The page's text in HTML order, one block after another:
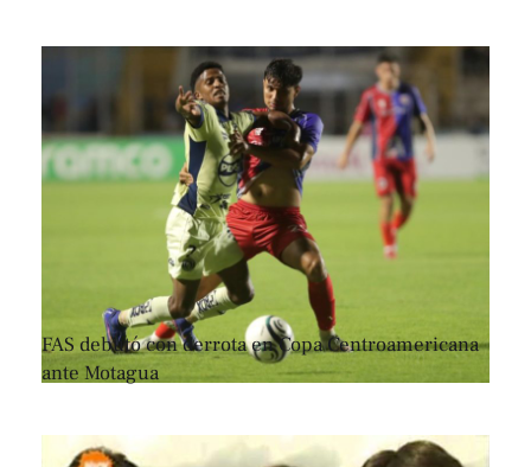
FAS debutó con derrota en Copa Centroamericana
ante Motagua